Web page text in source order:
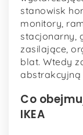
stanowisk
monitory,
stacjonarny,
zasilające,
blat. Wtedy
abstrakcyjną
Co
IKEA